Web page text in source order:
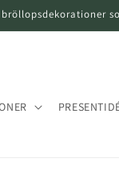
bröllopsdekorationer